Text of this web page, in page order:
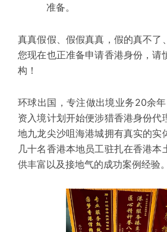
准备。
真真假假、假假真真，假的真不了
您现在也正准备申请香港身份，请
构！
环球出国，专注做出境业务20余
资入境计划开始便涉猎香港身份代
地九龙尖沙咀海港城拥有真实的实
几十名香港本地员工驻扎在香港本
供丰富以及接地气的成功案例经验。